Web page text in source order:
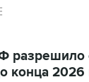
разрешило
конца 2026